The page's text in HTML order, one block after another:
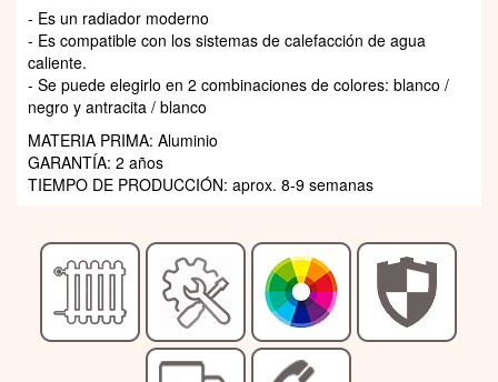
- Es un radiador moderno
- Es compatible con los sistemas de calefacción de agua
caliente.
- Se puede elegirlo en 2 combinaciones de colores: blanco /
negro y antracita / blanco
MATERIA PRIMA: Aluminio
GARANTÍA: 2 años
TIEMPO DE PRODUCCIÓN: aprox. 8-9 semanas